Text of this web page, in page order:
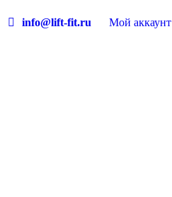
info@lift-fit.ru Мой аккаунт